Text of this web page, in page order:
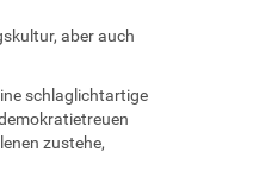
aber auch
schlaglichtartige
zustehe,